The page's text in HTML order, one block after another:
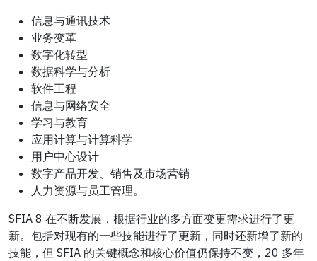
信息与通讯技术
业务变革
数字化转型
数据科学与分析
软件工程
信息与网络安全
学习与教育
应用计算与计算科学
用户中心设计
数字产品开发、销售及市场营销
人力资源与员工管理。
SFIA 8 在不断发展，根据行业的多方面变更需求进行了更
新。包括对现有的一些技能进行了更新，同时还新增了新的
技能，但 SFIA 的关键概念和核心价值仍保持不变，20 多年